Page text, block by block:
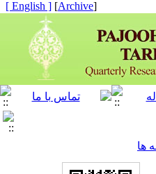
[
Archive
]
[ English ]
ها